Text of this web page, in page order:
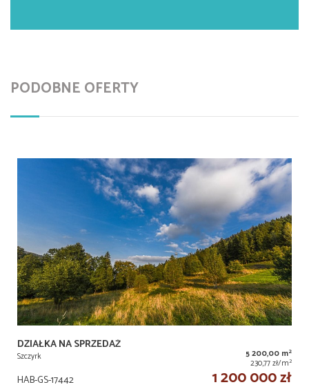
PODOBNE OFERTY
DZIAŁKA NA SPRZEDAŻ
Szczyrk 5 200,00 m2
230,77 zł/m2
HAB-GS-17442 1 200 000 zł